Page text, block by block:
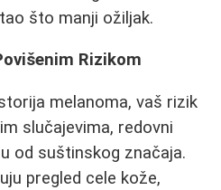
što manji ožiljak.
Rizikom
melanoma, vaš rizik
slučajevima, redovni
od suštinskog značaja.
pregled cele kože,